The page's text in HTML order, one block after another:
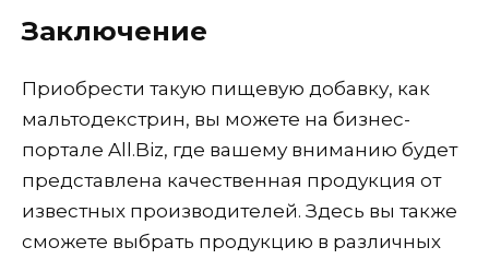
Заключение
Приобрести такую пищевую добавку, как
мальтодекстрин, вы можете на бизнес-
портале All.Biz, где вашему вниманию будет
представлена качественная продукция от
известных производителей. Здесь вы также
сможете выбрать продукцию в различных